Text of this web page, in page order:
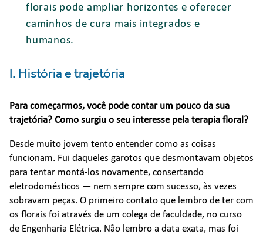
florais pode ampliar horizontes e oferecer
caminhos de cura mais integrados e
humanos.
I. História e trajetória
Para começarmos, você pode contar um pouco da sua
trajetória? Como surgiu o seu interesse pela terapia floral?
Desde muito jovem tento entender como as coisas
funcionam. Fui daqueles garotos que desmontavam objetos
para tentar montá-los novamente, consertando
eletrodomésticos — nem sempre com sucesso, às vezes
sobravam peças. O primeiro contato que lembro de ter com
os florais foi através de um colega de faculdade, no curso
de Engenharia Elétrica. Não lembro a data exata, mas foi